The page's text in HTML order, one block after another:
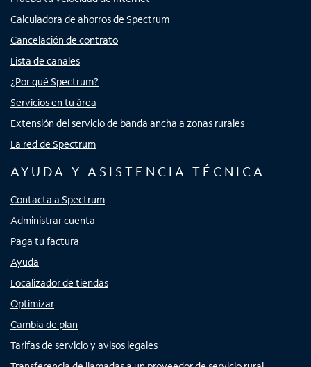
Calculadora de ahorros de Spectrum
Cancelación de contrato
Lista de canales
¿Por qué Spectrum?
Servicios en tu área
Extensión del servicio de banda ancha a zonas rurales
La red de Spectrum
AYUDA Y ASISTENCIA TÉCNICA
Contacta a Spectrum
Administrar cuenta
Paga tu factura
Ayuda
Localizador de tiendas
Optimizar
Cambia de plan
Tarifas de servicio y avisos legales